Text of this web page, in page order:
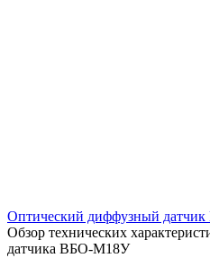
Оптический диффузный
Обзор технических
датчика ВБО-М18У